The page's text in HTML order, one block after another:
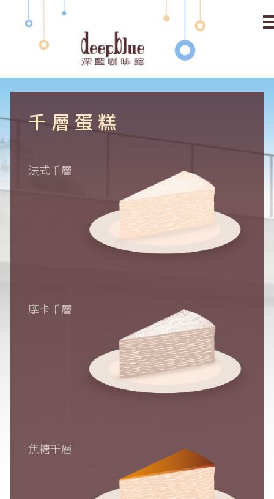
線上訂購 Shopping
千層蛋糕
法式千層
摩卡千層
焦糖千層